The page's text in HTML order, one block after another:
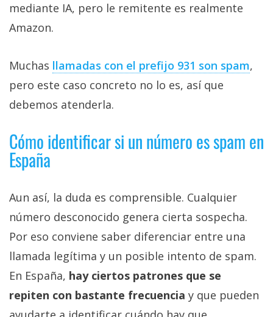
mediante IA, pero le remitente es realmente
Amazon.
Muchas llamadas con el prefijo 931 son spam,
pero este caso concreto no lo es, así que
debemos atenderla.
Cómo identificar si un número es spam en
España
Aun así, la duda es comprensible. Cualquier
número desconocido genera cierta sospecha.
Por eso conviene saber diferenciar entre una
llamada legítima y un posible intento de spam.
En España, hay ciertos patrones que se
repiten con bastante frecuencia y que pueden